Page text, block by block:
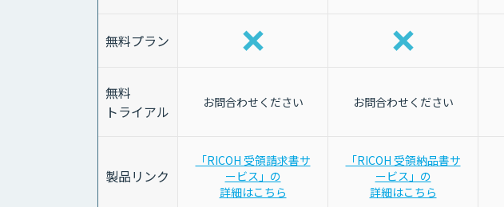
無料プラン
無料
トライアル
お問合わせください お問合わせください
製品リンク
「RICOH 受領請求書サ
ービス」の
詳細はこちら
「RICOH 受領納品書サ
ービス」の
詳細はこちら